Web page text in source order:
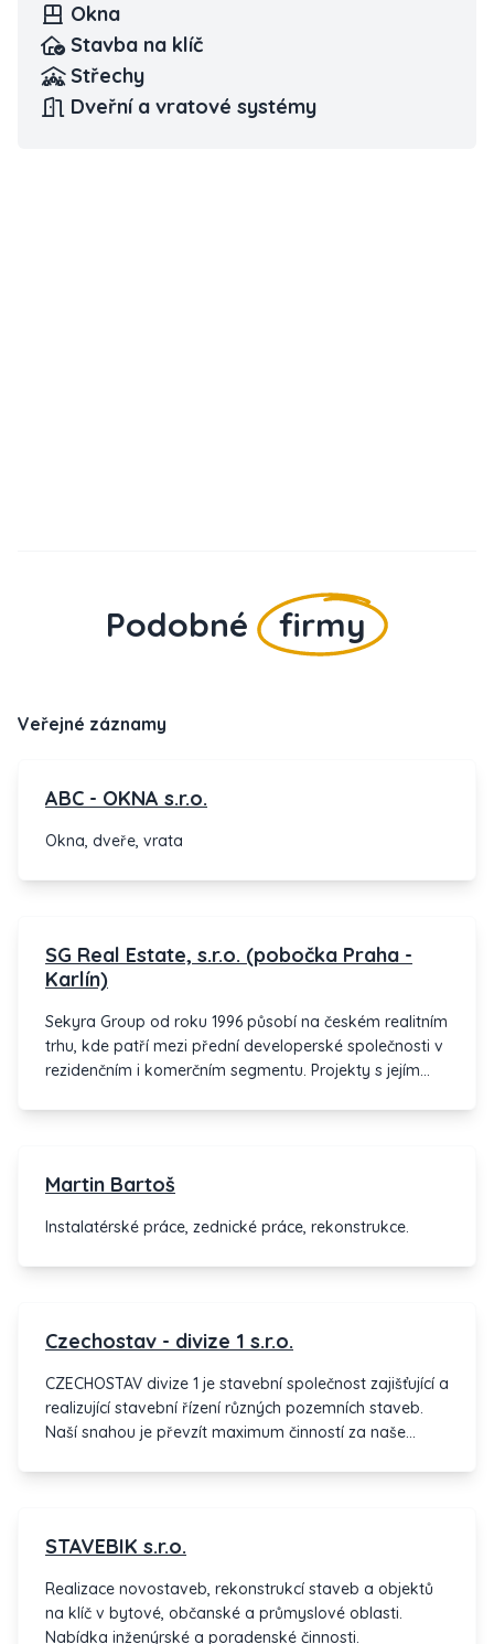
Okna
Stavba na klíč
Střechy
Dveřní a vratové systémy
Podobné firmy
Veřejné záznamy
ABC - OKNA s.r.o.
Okna, dveře, vrata
SG Real Estate, s.r.o. (pobočka Praha -
Karlín)
Sekyra Group od roku 1996 působí na českém realitním
trhu, kde patří mezi přední developerské společnosti v
rezidenčním i komerčním segmentu. Projekty s jejím
skupiny využívají především zákazníci z řad
mezinárodních korporací, tuzemských i zahraničních
investorů, stejně jako kupující či nájemci jednotlivých
bytových jednotek.
Martin Bartoš
Instalatérské práce, zednické práce, rekonstrukce.
Czechostav - divize 1 s.r.o.
CZECHOSTAV divize 1 je stavební společnost zajišťující a
realizující stavební řízení různých pozemních staveb.
Naší snahou je převzít maximum činností za naše
odvedené práce. Disponujeme kvalitními odborníky ve
svém oboru, díky čemuž dosahujeme vysoké
profesionální úrovně v kvalitě našich staveb. Vzhledem
ke stavu pracovníků jsme schopni sestavovat plně
STAVEBIK s.r.o.
Realizace novostaveb, rekonstrukcí staveb a objektů
na klíč v bytové, občanské a průmyslové oblasti.
Nabídka inženýrské a poradenské činnosti.